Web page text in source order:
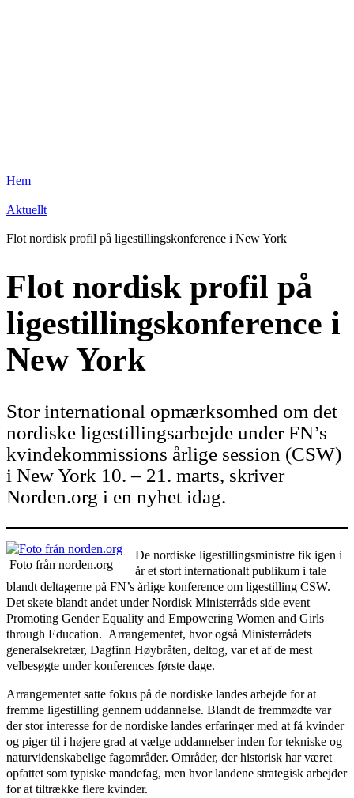
Hem
Aktuellt
Flot nordisk profil på ligestillingskonference i New York
Flot nordisk profil på
ligestillingskonference i
New York
Stor international opmærksomhed om det
nordiske ligestillingsarbejde under FN’s
kvindekommissions årlige session (CSW)
i New York 10. – 21. marts, skriver
Norden.org i en nyhet idag.
Foto från norden.org
De nordiske ligestillingsministre fik igen i
år et stort internationalt publikum i tale
blandt deltagerne på FN’s årlige konference om ligestilling CSW.
Det skete blandt andet under Nordisk Ministerråds side event
Promoting Gender Equality and Empowering Women and Girls
through Education. Arrangementet, hvor også Ministerrådets
generalsekretær, Dagfinn Høybråten, deltog, var et af de mest
velbesøgte under konferences første dage.
Arrangementet satte fokus på de nordiske landes arbejde for at
fremme ligestilling gennem uddannelse. Blandt de fremmødte var
der stor interesse for de nordiske landes erfaringer med at få kvinder
og piger til i højere grad at vælge uddannelser inden for tekniske og
naturvidenskabelige fagområder. Områder, der historisk har været
opfattet som typiske mandefag, men hvor landene strategisk arbejder
for at tiltrække flere kvinder.